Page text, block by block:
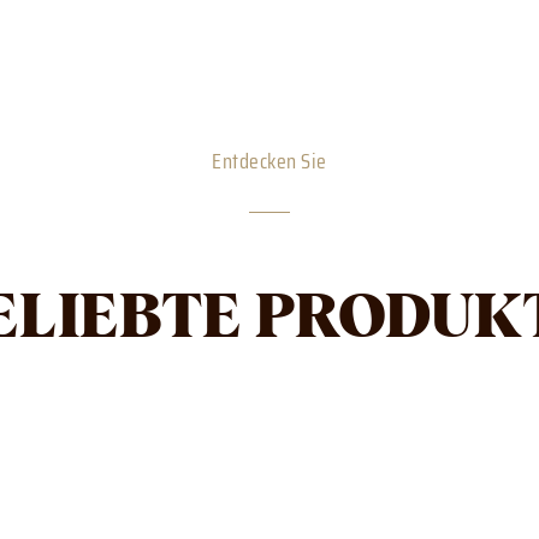
Entdecken Sie